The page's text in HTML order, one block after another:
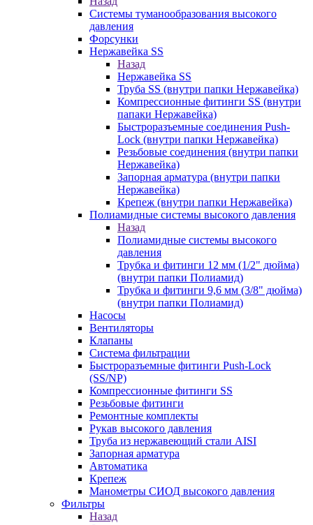
Системы туманообразования высокого
давления
Форсунки
Нержавейка SS
Назад
Нержавейка SS
Труба SS (внутри папки Нержавейка)
Компрессионные фитинги SS (внутри
папаки Нержавейка)
Быстроразъемные соединения Push-
Lock (внутри папки Нержавейка)
Резьбовые соединения (внутри папки
Нержавейка)
Запорная арматура (внутри папки
Нержавейка)
Крепеж (внутри папки Нержавейка)
Полиамидные системы высокого давления
Назад
Полиамидные системы высокого
давления
Трубка и фитинги 12 мм (1/2" дюйма)
(внутри папки Полиамид)
Трубка и фитинги 9,6 мм (3/8" дюйма)
(внутри папки Полиамид)
Насосы
Вентиляторы
Клапаны
Система фильтрации
Быстроразъемные фитинги Push-Lock
(SS/NP)
Компрессионные фитинги SS
Резьбовые фитинги
Ремонтные комплекты
Рукав высокого давления
Труба из нержавеющий стали AISI
Запорная арматура
Автоматика
Крепеж
Манометры СИОД высокого давления
Фильтры
Назад